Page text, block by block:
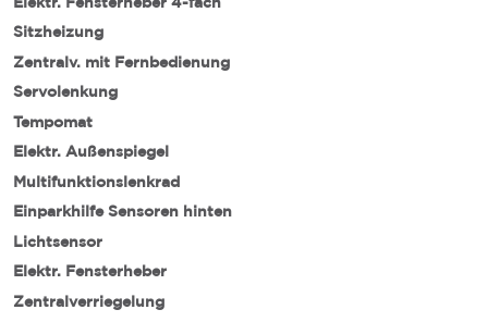
Sitzheizung
Zentralv. mit Fernbedienung
Servolenkung
Tempomat
Elektr. Außenspiegel
Multifunktionslenkrad
Einparkhilfe Sensoren hinten
Lichtsensor
Elektr. Fensterheber
Zentralverriegelung